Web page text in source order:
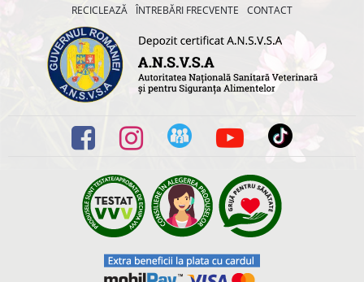
RECICLEAZĂ ÎNTREBĂRI FRECVENTE CONTACT